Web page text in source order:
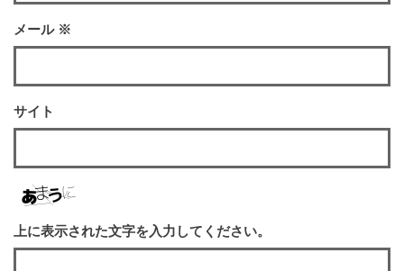
メール ※
サイト
上に表示された文字を入力してください。